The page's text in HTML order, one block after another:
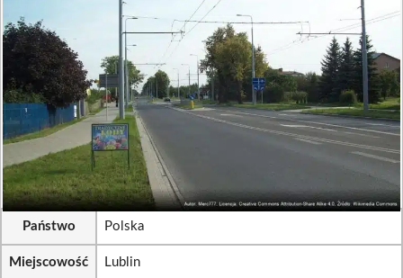
Państwo Polska
Miejscowość Lublin